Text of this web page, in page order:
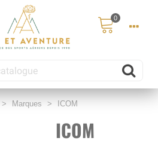
0
> Marques > ICOM
ICOM